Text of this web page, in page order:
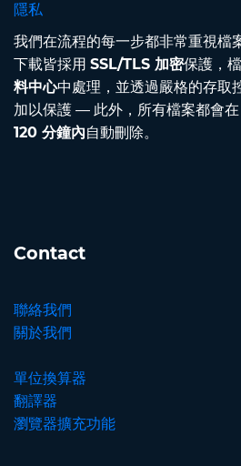
隱私
我們在流程的每一步都非常重視檔
下載皆採用 SSL/TLS 加密保護，
料中心中處理，並透過嚴格的存取
加以保護 — 此外，所有檔案都會在
120 分鐘內自動刪除。
Contact
聯絡我們
關於我們
單位換算器
翻譯器
瀏覽器擴充功能